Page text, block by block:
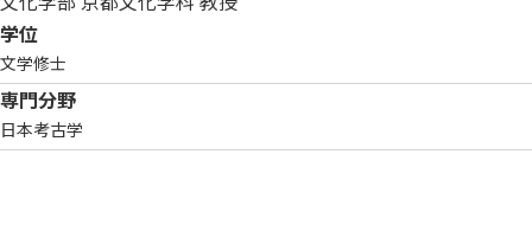
学位
文学修士
専門分野
日本考古学